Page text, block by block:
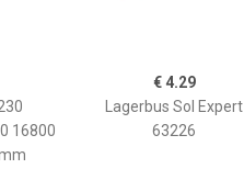
16800
€ 4.29
Lagerbus Sol Expert
63226